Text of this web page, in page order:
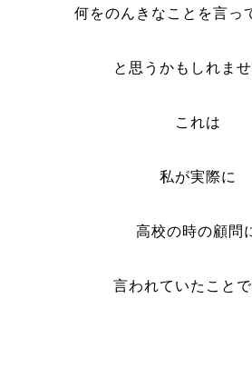
何をのんきなことを言っ
と思うかもしれま
これは
私が実際に
高校の時の顧問
言われていたことで